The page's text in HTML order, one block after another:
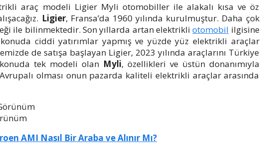
araç modeli Ligier Myli otomobiller ile alakalı kısa ve öz
Ligier, Fransa’da 1960 yılında kurulmuştur. Daha çok
ile bilinmektedir. Son yıllarda artan elektrikliotomobil ilgisine
ciddi yatırımlar yapmış ve yüzde yüz elektrikli araçlar
de satışa başlayan Ligier, 2023 yılında araçlarını Türkiye
tek modeli olan Myli, özellikleri ve üstün donanımıyla
olması onun pazarda kaliteli elektrikli araçlar arasında
AMI Nasıl Bir Araba ve Alınır Mı?